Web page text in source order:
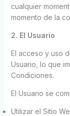
cualquier
momento de la
2. El Usuario
El acceso y uso
Usuario, lo que
Condiciones.
El Usuario se
Utilizar el Sitio